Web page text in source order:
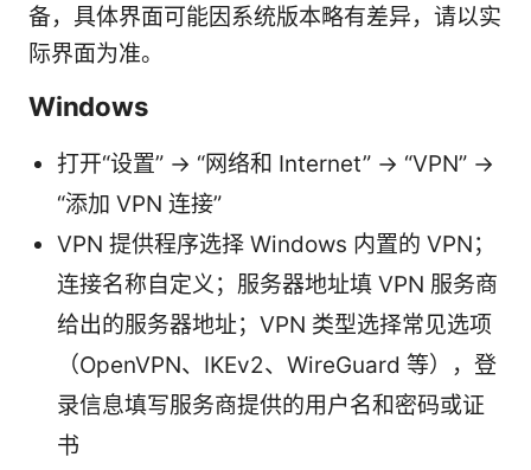
备，具体界面可能因系统版本略有差异，请以实
际界面为准。
Windows
打开“设置” -> “网络和 Internet” -> “VPN” ->
“添加 VPN 连接”
VPN 提供程序选择 Windows 内置的 VPN；
连接名称自定义；服务器地址填 VPN 服务商
给出的服务器地址；VPN 类型选择常见选项
（OpenVPN、IKEv2、WireGuard 等），登
录信息填写服务商提供的用户名和密码或证
书